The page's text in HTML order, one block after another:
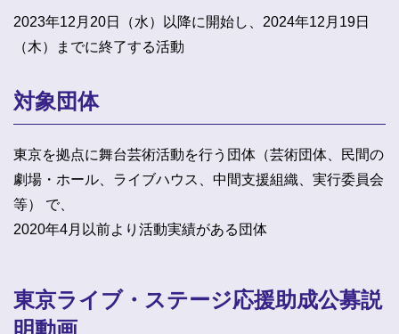
2023年12月20日（水）以降に開始し、2024年12月19日
（木）までに終了する活動
対象団体
東京を拠点に舞台芸術活動を行う団体（芸術団体、民間の
劇場・ホール、ライブハウス、中間支援組織、実行委員会
等） で、
2020年4月以前より活動実績がある団体
東京ライブ・ステージ応援助成公募説
明動画